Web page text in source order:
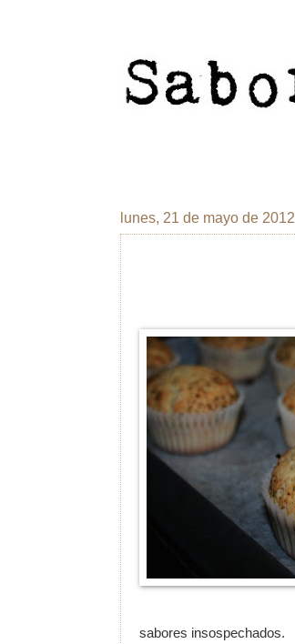
lunes, 21 de mayo de 2012
sabores insospechados.